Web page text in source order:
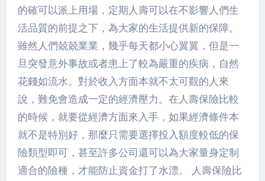
的確可以派上用場，定期人壽可以在不影響人們生
活品質的前提之下，為大家的生活提供新的保障。
雖然人們兢兢業業，幾乎每天都小心翼翼，但是一
旦突發意外事故或者患上了較為嚴重的疾病，自然
花錢如流水。對於收入方面本就不太可觀的人來
說，難免會造成一定的經濟壓力。在人壽保險比較
的時候，就要從經濟方面來入手，如果經濟條件本
就不是特別好，那麼只需要選擇投入額度較低的保
險類型即可，甚至許多公司還可以為大家量身定制
適合的險種，才能防止資金打了水漂。 人壽保險比